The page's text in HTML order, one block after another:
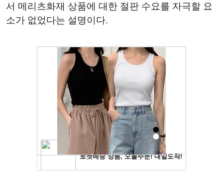
서 메리츠화재 상품에 대한 절판 수요를 자극할 요
소가 없었다는 설명이다.